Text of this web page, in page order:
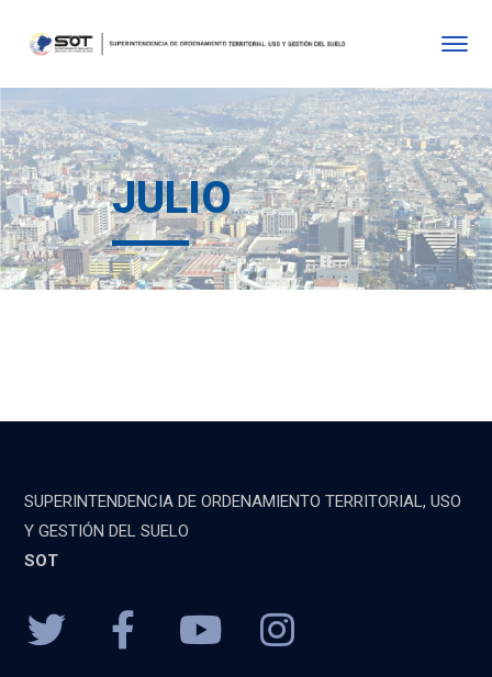
JULIO
SUPERINTENDENCIA DE ORDENAMIENTO TERRITORIAL, USO
Y GESTIÓN DEL SUELO
SOT